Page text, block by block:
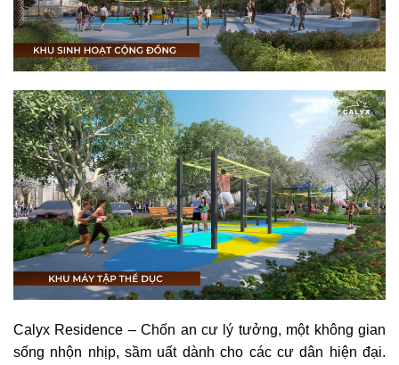
Calyx Residence – Chốn an cư lý tưởng, một không gian
sống nhộn nhịp, sầm uất dành cho các cư dân hiện đại.